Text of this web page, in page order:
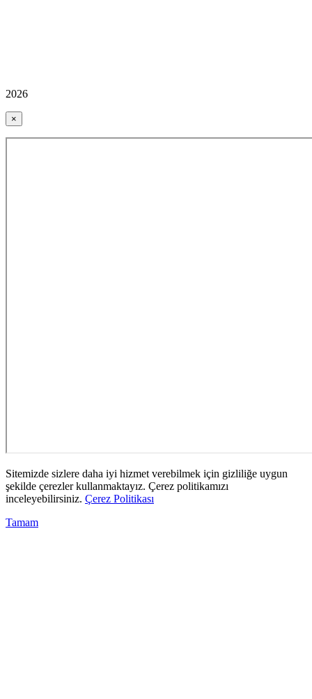
2026
×
Sitemizde sizlere daha iyi hizmet verebilmek için gizliliğe uygun
şekilde çerezler kullanmaktayız. Çerez politikamızı
inceleyebilirsiniz. Çerez Politikası
Tamam